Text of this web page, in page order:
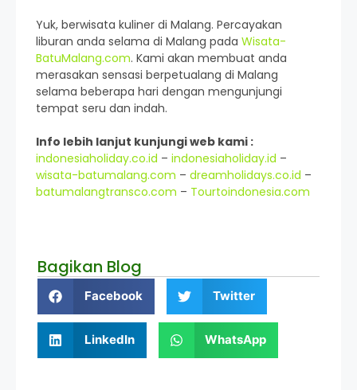
Yuk, berwisata kuliner di Malang. Percayakan
liburan anda selama di Malang pada Wisata-
BatuMalang.com. Kami akan membuat anda
merasakan sensasi berpetualang di Malang
selama beberapa hari dengan mengunjungi
tempat seru dan indah.
Info lebih lanjut kunjungi web kami :
indonesiaholiday.co.id – indonesiaholiday.id –
wisata-batumalang.com – dreamholidays.co.id –
batumalangtransco.com – Tourtoindonesia.com
Bagikan Blog
Facebook Twitter
LinkedIn WhatsApp